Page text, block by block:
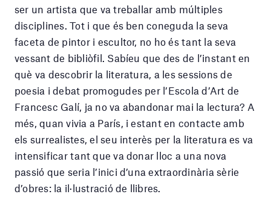
ser un artista que va treballar amb múltiples
disciplines. Tot i que és ben coneguda la seva
faceta de pintor i escultor, no ho és tant la seva
vessant de bibliòfil. Sabíeu que des de l’instant en
què va descobrir la literatura, a les sessions de
poesia i debat promogudes per l’Escola d’Art de
Francesc Galí, ja no va abandonar mai la lectura? A
més, quan vivia a París, i estant en contacte amb
els surrealistes, el seu interès per la literatura es va
intensificar tant que va donar lloc a una nova
passió que seria l’inici d’una extraordinària sèrie
d’obres: la il·lustració de llibres.